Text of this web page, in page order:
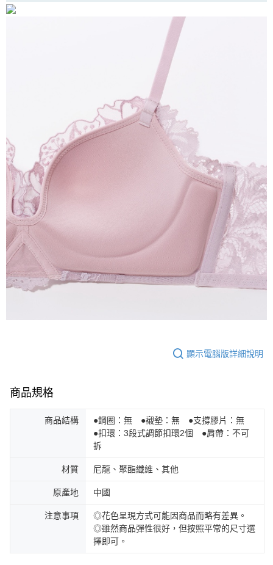
顯示電腦版詳細說明
商品規格
商品結構
●鋼圈：無 ●襯墊：無 ●支撐膠片：無
●扣環：3段式調節扣環2個 ●肩帶：不可
拆
材質 尼龍、聚酯纖維、其他
原產地 中國
注意事項
◎花色呈現方式可能因商品而略有差異。
◎雖然商品彈性很好，但按照平常的尺寸選
擇即可。